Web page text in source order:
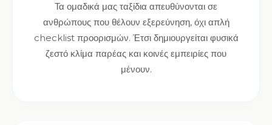
Τα ομαδικά μας ταξίδια απευθύνονται σε
ανθρώπους που θέλουν εξερεύνηση, όχι απλή
checklist προορισμών. Έτσι δημιουργείται φυσικά
ζεστό κλίμα παρέας και κοινές εμπειρίες που
μένουν.